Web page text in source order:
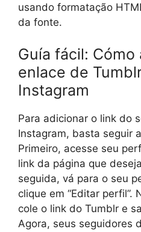
usando formatação
da fonte.
Guía fácil: Cómo
enlace de
Instagram
Para adicionar o link do
Instagram, basta seguir
Primeiro, acesse seu
link da página que
seguida, vá para o seu
clique em “Editar perfil”.
cole o link do Tumblr e
Agora, seus seguidores